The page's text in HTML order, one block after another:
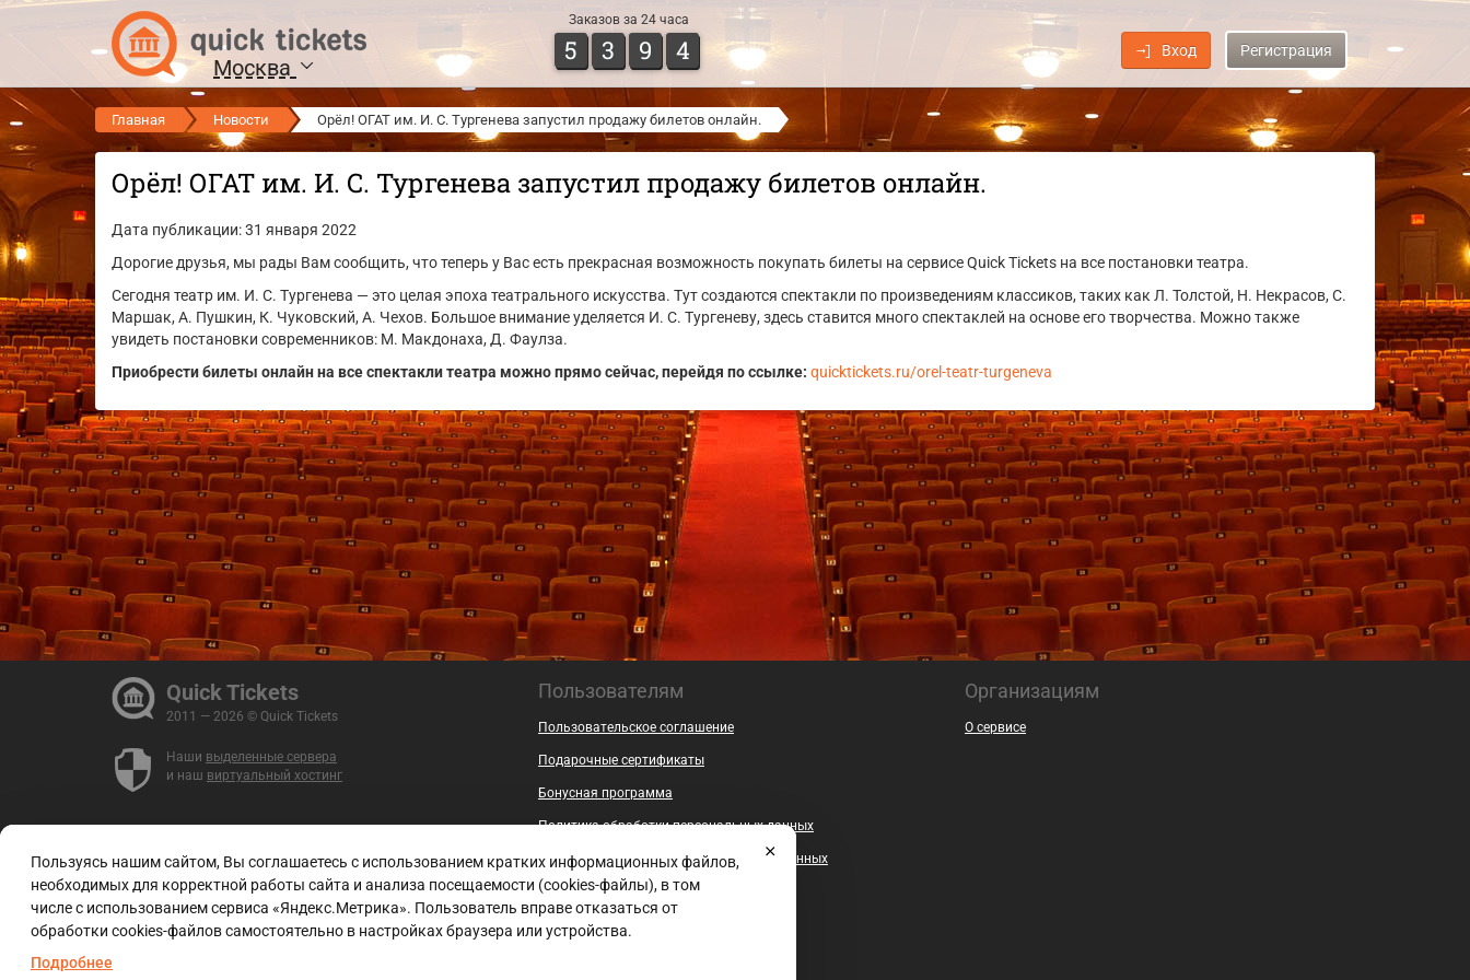
Москва
Заказов за 24 часа
5 3 9 4 Вход Регистрация
Главная Новости Орёл! ОГАТ им. И. С. Тургенева запустил продажу билетов онлайн.
Орёл! ОГАТ им. И. С. Тургенева запустил продажу билетов онлайн.
Дата публикации: 31 января 2022
Дорогие друзья, мы рады Вам сообщить, что теперь у Вас есть прекрасная возможность покупать билеты на сервисе Quick Tickets на все постановки театра.
Сегодня театр им. И. С. Тургенева — это целая эпоха театрального искусства. Тут создаются спектакли по произведениям классиков, таких как Л. Толстой, Н. Некрасов, С.
Маршак, А. Пушкин, К. Чуковский, А. Чехов. Большое внимание уделяется И. С. Тургеневу, здесь ставится много спектаклей на основе его творчества. Можно также
увидеть постановки современников: М. Макдонаха, Д. Фаулза.
Приобрести билеты онлайн на все спектакли театра можно прямо сейчас, перейдя по ссылке: quicktickets.ru/orel-teatr-turgeneva
Quick Tickets
2011 — 2026 © Quick Tickets
Наши выделенные сервера
и наш виртуальный хостинг
Пользователям
Пользовательское соглашение
Подарочные сертификаты
Бонусная программа
Политика обработки персональных данных
Согласие на обработку персональных данных
Безопасность
Контакты
Организациям
О сервисе
Пользуясь нашим сайтом, Вы соглашаетесь с использованием кратких информационных файлов,
необходимых для корректной работы сайта и анализа посещаемости (cookies-файлы), в том
числе с использованием сервиса «Яндекс.Метрика». Пользователь вправе отказаться от
обработки cookies-файлов самостоятельно в настройках браузера или устройства.
Подробнее